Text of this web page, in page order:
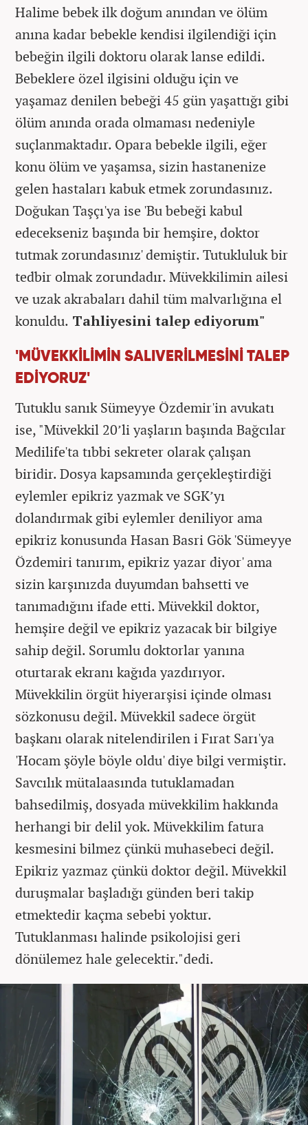
Halime bebek ilk doğum anından ve ölüm
anına kadar bebekle kendisi ilgilendiği için
bebeğin ilgili doktoru olarak lanse edildi.
Bebeklere özel ilgisini olduğu için ve
yaşamaz denilen bebeği 45 gün yaşattığı gibi
ölüm anında orada olmaması nedeniyle
suçlanmaktadır. Opara bebekle ilgili, eğer
konu ölüm ve yaşamsa, sizin hastanenize
gelen hastaları kabuk etmek zorundasınız.
Doğukan Taşçı'ya ise 'Bu bebeği kabul
edecekseniz başında bir hemşire, doktor
tutmak zorundasınız' demiştir. Tutukluluk bir
tedbir olmak zorundadır. Müvekkilimin ailesi
ve uzak akrabaları dahil tüm malvarlığına el
konuldu. Tahliyesini talep ediyorum"
'MÜVEKKİLİMİN SALIVERİLMESİNİ TALEP
EDİYORUZ'
Tutuklu sanık Sümeyye Özdemir'in avukatı
ise, "Müvekkil 20’li yaşların başında Bağcılar
Medilife'ta tıbbi sekreter olarak çalışan
biridir. Dosya kapsamında gerçekleştirdiği
eylemler epikriz yazmak ve SGK’yı
dolandırmak gibi eylemler deniliyor ama
epikriz konusunda Hasan Basri Gök 'Sümeyye
Özdemiri tanırım, epikriz yazar diyor' ama
sizin karşınızda duyumdan bahsetti ve
tanımadığını ifade etti. Müvekkil doktor,
hemşire değil ve epikriz yazacak bir bilgiye
sahip değil. Sorumlu doktorlar yanına
oturtarak ekranı kağıda yazdırıyor.
Müvekkilin örgüt hiyerarşisi içinde olması
sözkonusu değil. Müvekkil sadece örgüt
başkanı olarak nitelendirilen i Fırat Sarı'ya
'Hocam şöyle böyle oldu' diye bilgi vermiştir.
Savcılık mütalaasında tutuklamadan
bahsedilmiş, dosyada müvekkilim hakkında
herhangi bir delil yok. Müvekkilim fatura
kesmesini bilmez çünkü muhasebeci değil.
Epikriz yazmaz çünkü doktor değil. Müvekkil
duruşmalar başladığı günden beri takip
etmektedir kaçma sebebi yoktur.
Tutuklanması halinde psikolojisi geri
dönülemez hale gelecektir."dedi.